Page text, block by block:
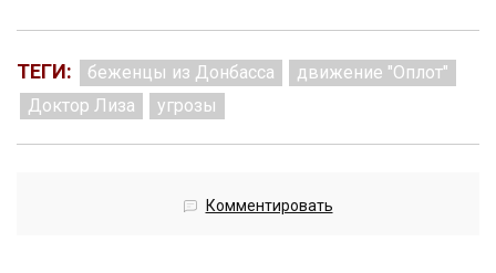
ТЕГИ: беженцы из Донбасса
движение "Оплот"
Доктор Лиза
угрозы
Комментировать